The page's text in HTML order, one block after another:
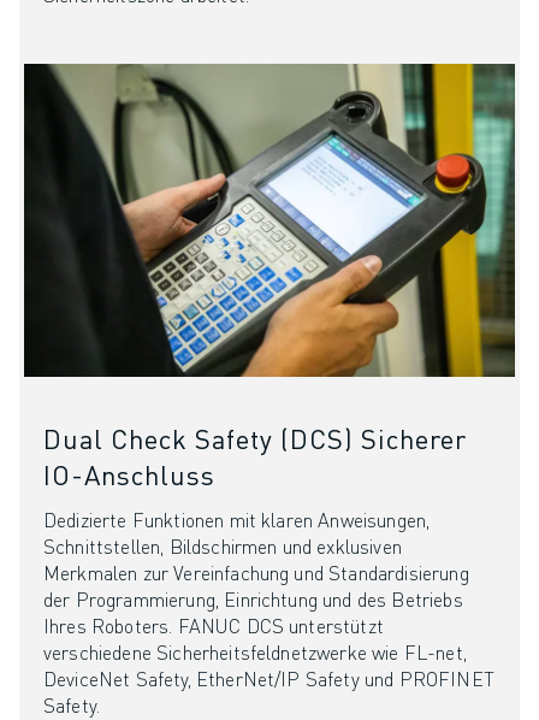
Dual Check Safety (DCS) Sicherer
IO-Anschluss
Dedizierte Funktionen mit klaren Anweisungen,
Schnittstellen, Bildschirmen und exklusiven
Merkmalen zur Vereinfachung und Standardisierung
der Programmierung, Einrichtung und des Betriebs
Ihres Roboters. FANUC DCS unterstützt
verschiedene Sicherheitsfeldnetzwerke wie FL-net,
DeviceNet Safety, EtherNet/IP Safety und PROFINET
Safety.